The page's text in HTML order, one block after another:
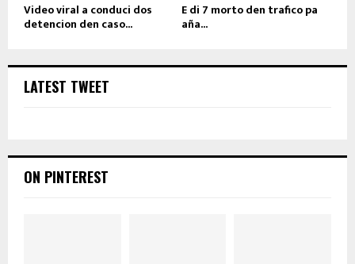
Video viral a conduci dos
detencion den caso...
E di 7 morto den trafico pa
aña...
LATEST TWEET
ON PINTEREST